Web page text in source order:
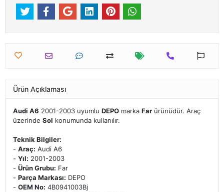
Ürün Açıklaması
Audi A6 2001-2003 uyumlu DEPO marka Far ürünüdür. Araç
üzerinde Sol konumunda kullanılır.
Teknik Bilgiler:
- Araç: Audi A6
- Yıl: 2001-2003
- Ürün Grubu: Far
- Parça Markası: DEPO
- OEM No: 4B0941003Bj